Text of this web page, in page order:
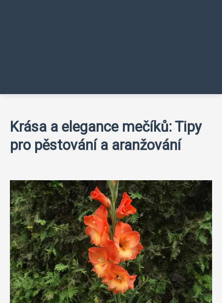
Krása a elegance mečíků: Tipy
pro pěstování a aranžování